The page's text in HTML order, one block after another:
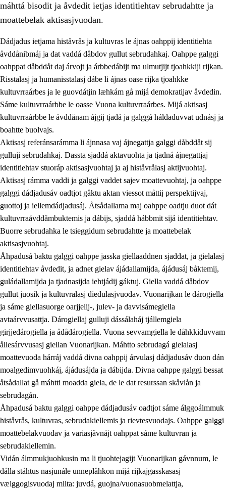
Åhpadusá árvvovuodo
1.1 Almasjárvvo
1.2 Identitiehtta ja kultuvralasj moattevuohta
1.3 Lájttális ájádallam ja estetihkalasj diedulasjvuohta
1.5 Vieledus luonnduj ja birásdiedulasjvuohta
1.6 Demokratijja ja oassálasstem
máhttá bisodit ja åvdedit ietjas identitiehtav sebrudahtte ja
moattebelak aktisasjvuodan.
Dádjadus ietjama histåvrås ja kultuvras le ájnas oahppij identitiehta
åvddånibmáj ja dat vaddá dåbdov gullut sebrudahkaj. Oahppe galggi
oahppat dåbddåt daj árvojt ja árbbedábijt ma ulmutjijt tjoahkkiji rijkan.
Risstalasj ja humanisstalasj dábe li ájnas oase rijka tjoahkke
kultuvrraárbes ja le guovdátjin læhkám gå mijá demokratijav åvdedin.
Sáme kultuvrraárbbe le oasse Vuona kultuvrraárbes. Mijá aktisasj
kultuvrraárbbe le åvddånam ájgij tjadá ja galggá háldaduvvat udnásj ja
boahtte buolvajs.
Aktisasj referánsarámma li ájnnasa vaj ájnegattja galggi dåbddåt sij
gulluji sebrudahkaj. Dassta sjaddá aktavuohta ja tjadná ájnegattjaj
identitiehtav stuoráp aktisasjvuohtaj ja aj histåvrålasj aktijvuohtaj.
Aktisasj rámma vaddi ja galggi vaddet sajev moattevuohtaj, ja oahppe
galggi dádjadusáv oadtjot gåktu aktan viessot måttij perspektijvaj,
guottoj ja iellemdádjadusáj. Åtsådallama maj oahppe oadtju duot dát
kultuvrraåvddåmbuktemis ja dábijs, sjaddá hábbmit sijá identitiehtav.
Buorre sebrudahka le tsieggidum sebrudahtte ja moattebelak
aktisasjvuohtaj.
Åhpadusá baktu galggi oahppe jasska giellaaddnen sjaddat, ja gielalasj
identitiehtav åvdedit, ja adnet gielav ájádallamijda, ájádusáj båktemij,
guládallamijda ja tjadnasijda iehtjádij gáktuj. Giella vaddá dåbdov
gullut juosik ja kultuvralasj diedulasjvuodav. Vuonarijkan le dárogiella
ja sáme giellasuorge oarjjelij-, julev- ja davvisámegiella
avtaárvvusattja. Dárogiellaj gulluji dássálaháj tjállemgiela
girjjedárogiella ja ådådárogiella. Vuona sevvamgiella le dåhkkiduvvam
ållesárvvusasj giellan Vuonarijkan. Máhtto sebrudagá gielalasj
moattevuoda hárráj vaddá divna oahppij árvulasj dádjadusáv duon dán
moalgedimvuohkáj, ájádusájda ja dábijda. Divna oahppe galggi bessat
åtsådallat gå máhtti moadda giela, de le dat resurssan skåvlån ja
sebrudagán.
Åhpadusá baktu galggi oahppe dádjadusáv oadtjot sáme álggoálmmuk
histåvrås, kultuvras, sebrudakiellemis ja rievtesvuodajs. Oahppe galggi
moattebelakvuodav ja variasjåvnåjt oahppat sáme kultuvran ja
sebrudakiellemin.
Vidán álmmukjuohkusin ma li tjuohtejagijt Vuonarijkan gávnnum, le
dálla stáhtus nasjunále unneplåhkon mijá rijkajgasskasasj
vælggogisvuodaj milta: juvdá, guojna/vuonasuobmelattja,